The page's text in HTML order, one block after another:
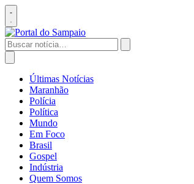
Pular
para
o
conteúdo
Abrir
menu
Buscar
por:
Abrir
buscaÚltimas Notícias
Maranhão
Polícia
Política
Mundo
Em Foco
Brasil
Gospel
Indústria
Quem Somos